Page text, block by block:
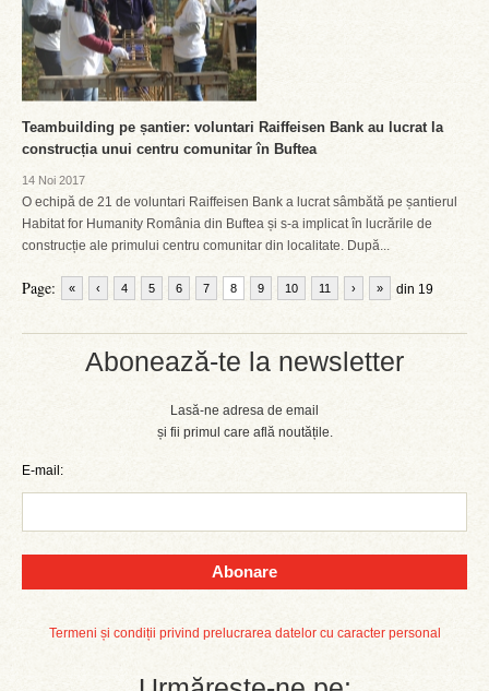
Abonează-te la newsletter
Lasă-ne adresa de email
și fii primul care află noutățile.
E-mail:
Abonare
Termeni și condiții privind prelucrarea datelor cu caracter personal
Teambuilding pe șantier: voluntari Raiffeisen Bank au lucrat la
construcția unui centru comunitar în Buftea
14 Noi 2017
O echipă de 21 de voluntari Raiffeisen Bank a lucrat sâmbătă pe șantierul
Habitat for Humanity România din Buftea și s-a implicat în lucrările de
construcție ale primului centru comunitar din localitate. După...
Page: « ‹ 4 5 6 7 8 9 10 11 din 19
› »